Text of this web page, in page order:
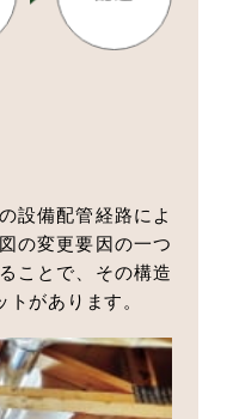
設備配管経路によ
の変更要因の一つ
ことで、その構造
があります。